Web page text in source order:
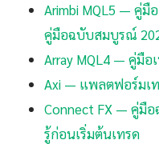
Arimbi MQL5 — คู่
คู่มือฉบับสมบูรณ์
Array MQL4 — คู่มื
Axi — แพลตฟอร์มเ
Connect FX — คู่มื
รู้ก่อนเริ่มต้นเทรด